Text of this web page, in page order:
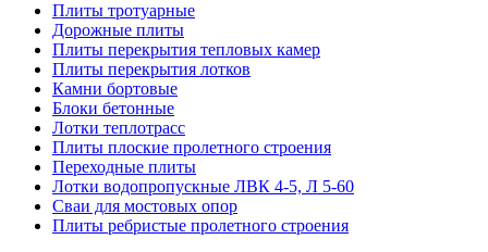
Плиты тротуарные
Дорожные плиты
Плиты перекрытия тепловых камер
Плиты перекрытия лотков
Камни бортовые
Блоки бетонные
Лотки теплотрасс
Плиты плоские пролетного строения
Переходные плиты
Лотки водопропускные ЛВК 4-5, Л 5-60
Сваи для мостовых опор
Плиты ребристые пролетного строения